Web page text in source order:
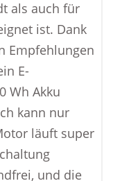
als auch für
ist. Dank
Empfehlungen
E-
Wh Akku
kann nur
läuft super
und die